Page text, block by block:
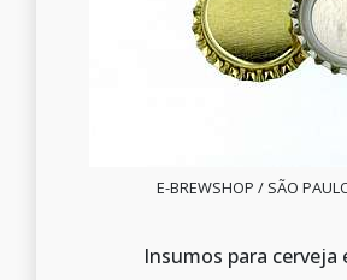
E-BREWSHOP / SÃO
Insumos para cerveja